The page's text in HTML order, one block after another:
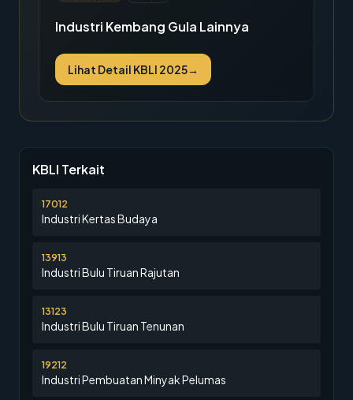
Industri Kembang Gula Lainnya
Lihat Detail KBLI 2025→
KBLI Terkait
17012
Industri Kertas Budaya
13913
Industri Bulu Tiruan Rajutan
13123
Industri Bulu Tiruan Tenunan
19212
Industri Pembuatan Minyak Pelumas